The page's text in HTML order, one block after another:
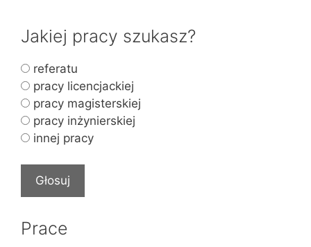
Jakiej pracy szukasz?
referatu
pracy licencjackiej
pracy magisterskiej
pracy inżynierskiej
innej pracy
Prace